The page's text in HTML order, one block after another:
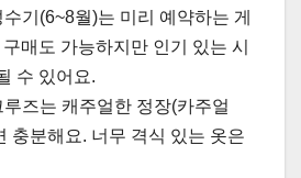
수기(6~8월)는 미리 예약하는 게
매도 가능하지만 인기 있는 시
수 있어요.
루즈는 캐주얼한 정장(카주얼
충분해요. 너무 격식 있는 옷은